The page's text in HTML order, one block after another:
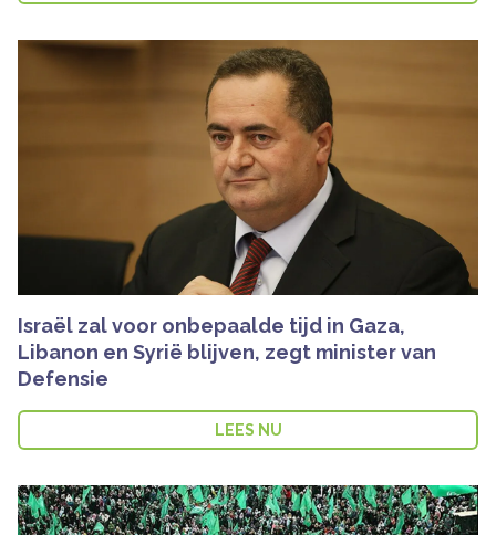
Israël zal voor onbepaalde tijd in Gaza,
Libanon en Syrië blijven, zegt minister van
Defensie
LEES NU